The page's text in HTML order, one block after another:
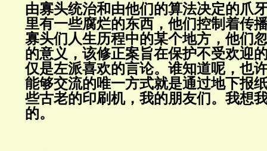
由寡头统治和由他们的算法决定的爪
里有一些腐烂的东西，他们控制着传
寡头们人生历程中的某个地方，他们
的意义，该修正案旨在保护不受欢
仅是左派喜欢的言论。谁知道呢，也
能够交流的唯一方式就是通过地下报
些古老的印刷机，我的朋友们。我想
的。